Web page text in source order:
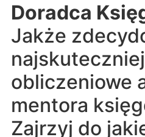
Doradca
Jakże
obliczeniowe
mentora
Zajrzyj do